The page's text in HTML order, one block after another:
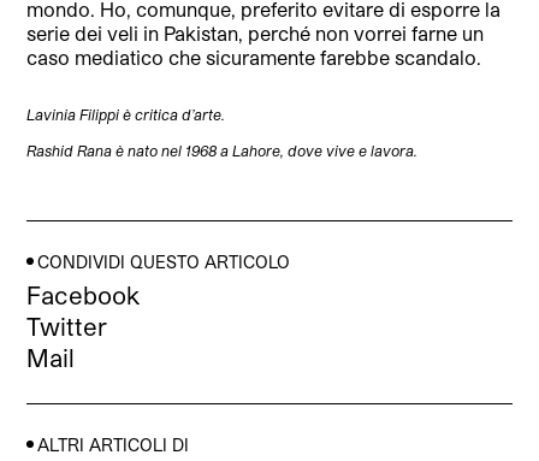
mondo. Ho, comunque, preferito evitare di esporre la
serie dei veli in Pakistan, perché non vorrei farne un
caso mediatico che sicuramente farebbe scandalo.
Lavinia Filippi è critica d’arte.
Rashid Rana è nato nel 1968 a Lahore,dove vive e lavora.
CONDIVIDI QUESTO ARTICOLO
Facebook
Twitter
Mail
ALTRI ARTICOLI DI